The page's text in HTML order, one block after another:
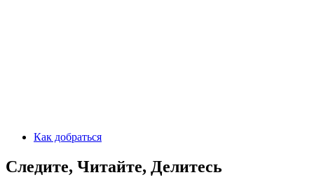
Как добраться
Следите, Читайте, Делитесь